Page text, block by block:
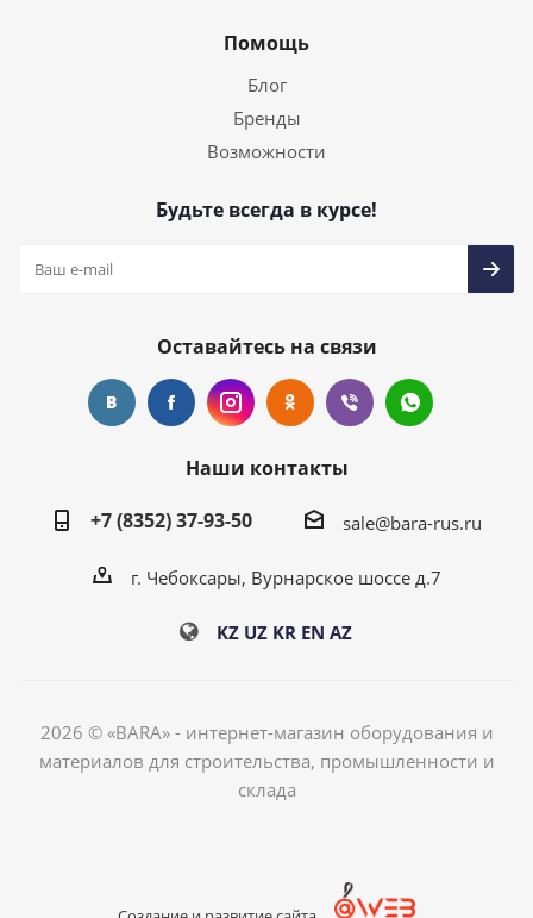
Помощь
Блог
Бренды
Возможности
Будьте всегда в курсе!
Оставайтесь на связи
Наши контакты
+7 (8352) 37-93-50
sale@bara-rus.ru
г. Чебоксары, Вурнарское шоссе д.7
KZ UZ KR EN AZ
2026 © «BARA» - интернет-магазин оборудования и
материалов для строительства, промышленности и
склада